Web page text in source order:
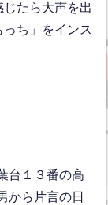
たら大声を出
ち」をインス
台１３番の高
から片言の日